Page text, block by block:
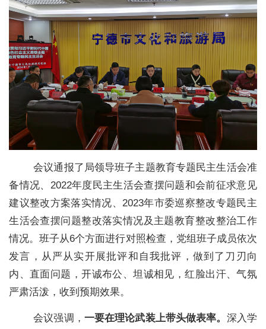
会议通报了局领导班子主题教育专题民主生活会准
备情况、2022年度民主生活会查摆问题和会前征求意见
建议整改方案落实情况、2023年市委巡察整改专题民主
生活会查摆问题整改落实情况及主题教育整改整治工作
情况。班子从6个方面进行对照检查，党组班子成员依次
发言，从严从实开展批评和自我批评，做到了刀刃向
内、直面问题，开诚布公、坦诚相见，红脸出汗、气氛
严肃活泼，收到预期效果。
会议强调， 一要在理论武装上带头做表率。 深入学